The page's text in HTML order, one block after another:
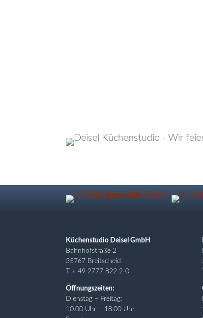
Küchenstudio Deisel GmbH
Bahnhofstraße 2
35767 Breitscheid
T + 49 2777 822 2-0
Öffnungszeiten:
Dienstag – Freitag:
10.00 Uhr – 18.00 Uhr